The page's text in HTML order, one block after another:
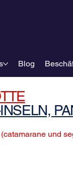
Blog
(catamarane und